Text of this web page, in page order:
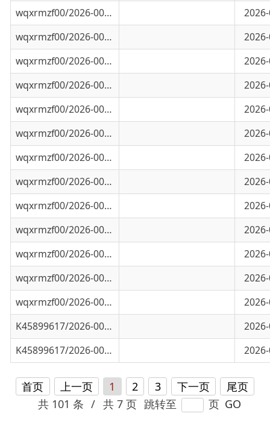
wqxrmzf00/2026-00853
年处理10万吨冶炼窑渣综合利用项目竣工
2026-07-03
wqxrmzf00/2026-00420 乌恰县养老附属设施建设项目竣工验收备
2026-05-09
wqxrmzf00/2026-00419 新疆紫金有色金属有限公司辅助设施建设
2026-05-09
wqxrmzf00/2026-00388 克州乌恰县中小学基础设施提质达标建设
2026-04-29
wqxrmzf00/2026-00387 乌恰县黑孜苇乡农牧产品交易市场（大巴
2026-04-29
wqxrmzf00/2026-00372
克州乌恰县城区供热设施改造工程三标段
2026-04-23
wqxrmzf00/2026-00371 新疆紫金黄金有限公司萨瓦亚尔顿金矿项
2026-04-23
wqxrmzf00/2026-00285 乌恰县铁列克乡小学学生宿舍建设项目竣
2026-04-16
wqxrmzf00/2026-00284 乌恰县波斯坦铁列克乡乔尔波小学学生宿
2026-04-16
wqxrmzf00/2026-00277 乌恰县乌鲁克恰提乡小学综合楼建设项目
2026-04-16
wqxrmzf00/2026-00026
米尔湾阳光佳苑二期建设项目竣工验收备
2026-04-03
K45899617/2026-00403 新疆紫金黄金冶金有限公司5t/a黄金冶炼
2026-02-25
首页 上一页 1
共 101 条 / 共 7 页 跳转至 页 GO
主办：新疆乌恰县人民政府办公室 承办：新疆乌恰县政务服务
地 址：新疆克州乌恰县光明路1号 联系电话：0908-4621030